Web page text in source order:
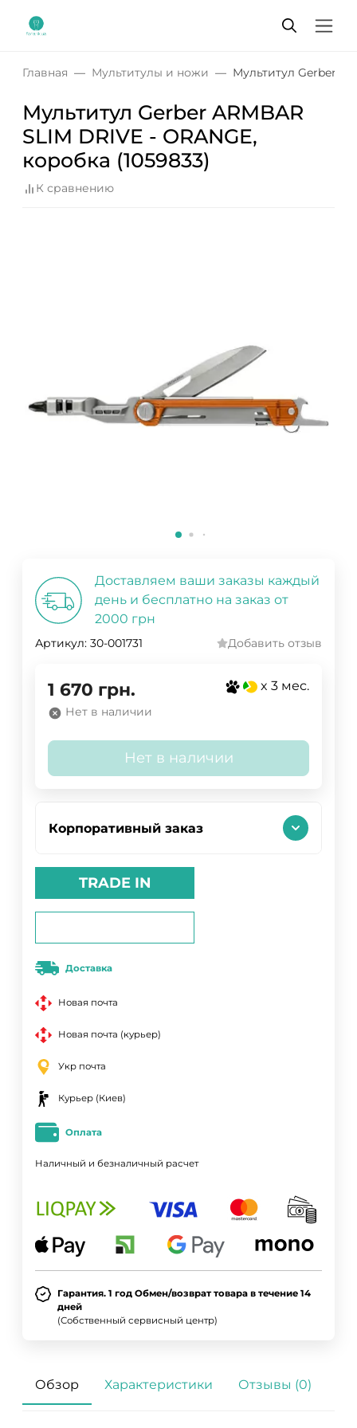
Главная Мультитулы и ножи Мультитул Gerber
Мультитул Gerber ARMBAR
SLIM DRIVE - ORANGE,
коробка (1059833)
К сравнению
Доставляем ваши заказы каждый
день и бесплатно на заказ от
2000 грн
Артикул: 30-001731 Добавить отзыв
1 670 грн. x 3 мес.
Нет в наличии
Нет в наличии
Корпоративный заказ
TRADE IN
Доставка
Новая почта
Новая почта (курьер)
Укр почта
Курьер (Киев)
Оплата
Наличный и безналичный расчет
Гарантия. 1 год Обмен/возврат товара в течение 14
дней
(Собственный сервисный центр)
Обзор Характеристики Отзывы (0)